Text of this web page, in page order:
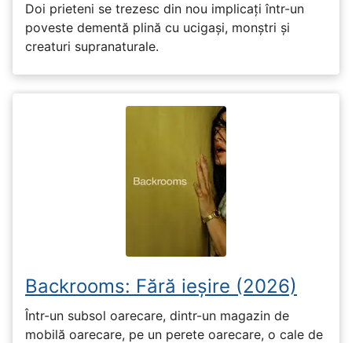
Doi prieteni se trezesc din nou implicați într-un
poveste dementă plină cu ucigași, monștri și
creaturi supranaturale.
Backrooms: Fără ieșire (2026)
Într-un subsol oarecare, dintr-un magazin de
mobilă oarecare, pe un perete oarecare, o cale de